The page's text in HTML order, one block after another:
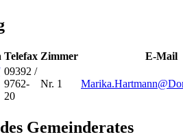
Telefax Zimmer
E-Mail
09392 /
9762-
20
Nr. 1
Gemeinderates